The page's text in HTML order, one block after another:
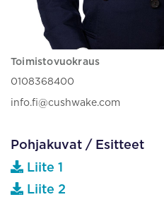
Toimistovuokraus
0108368400
info.fi@cushwake.com
Pohjakuvat / Esitteet
Liite 1
Liite 2